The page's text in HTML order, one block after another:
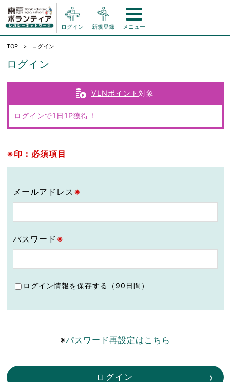
ログイン 新規登録 メニュー
TOP ログイン
ログイン
VLNポイント 対象
ログインで1日1P獲得！
※印：必須項目
メールアドレス ※
パスワード ※
ログイン情報を保存する（90日間）
※パスワード再設定はこちら
ログイン